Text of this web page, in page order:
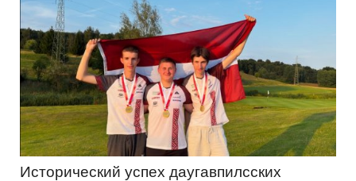
Исторический успех даугавпилсских